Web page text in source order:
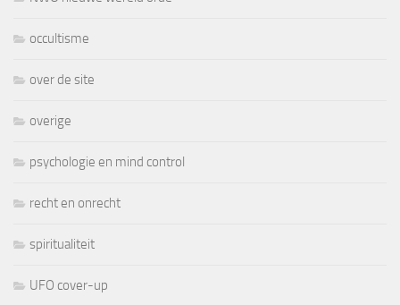
occultisme
over de site
overige
psychologie en mind control
recht en onrecht
spiritualiteit
UFO cover-up